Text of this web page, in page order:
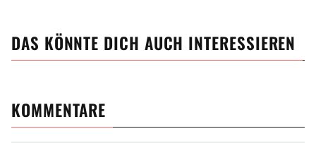
DAS KÖNNTE DICH AUCH INTERESSIEREN
KOMMENTARE